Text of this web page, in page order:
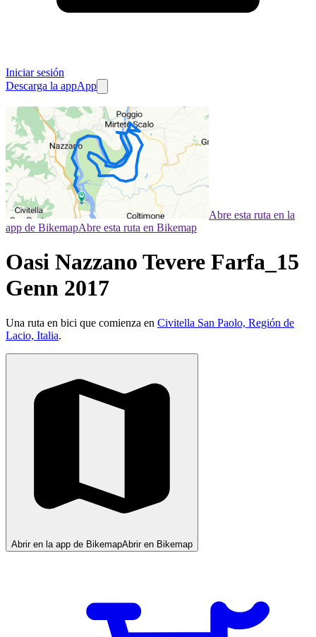
Iniciar sesión
Descarga la appApp
Abre esta ruta en la
app de BikemapAbre esta ruta en Bikemap
Oasi Nazzano Tevere Farfa_15
Genn 2017
Una ruta en bici que comienza en Civitella San Paolo, Región de
Lacio, Italia.
Abrir en la app de BikemapAbrir en Bikemap